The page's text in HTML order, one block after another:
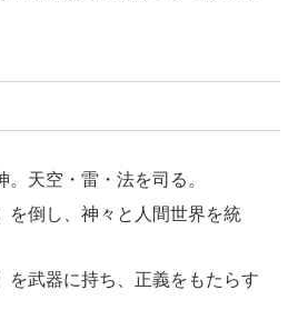
天空・雷・法を司る。
を倒し、神々と人間世界を統
を武器に持ち、正義をもたらす